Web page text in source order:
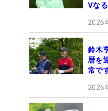
Vな
2026
鈴木
暦を
常で
2026